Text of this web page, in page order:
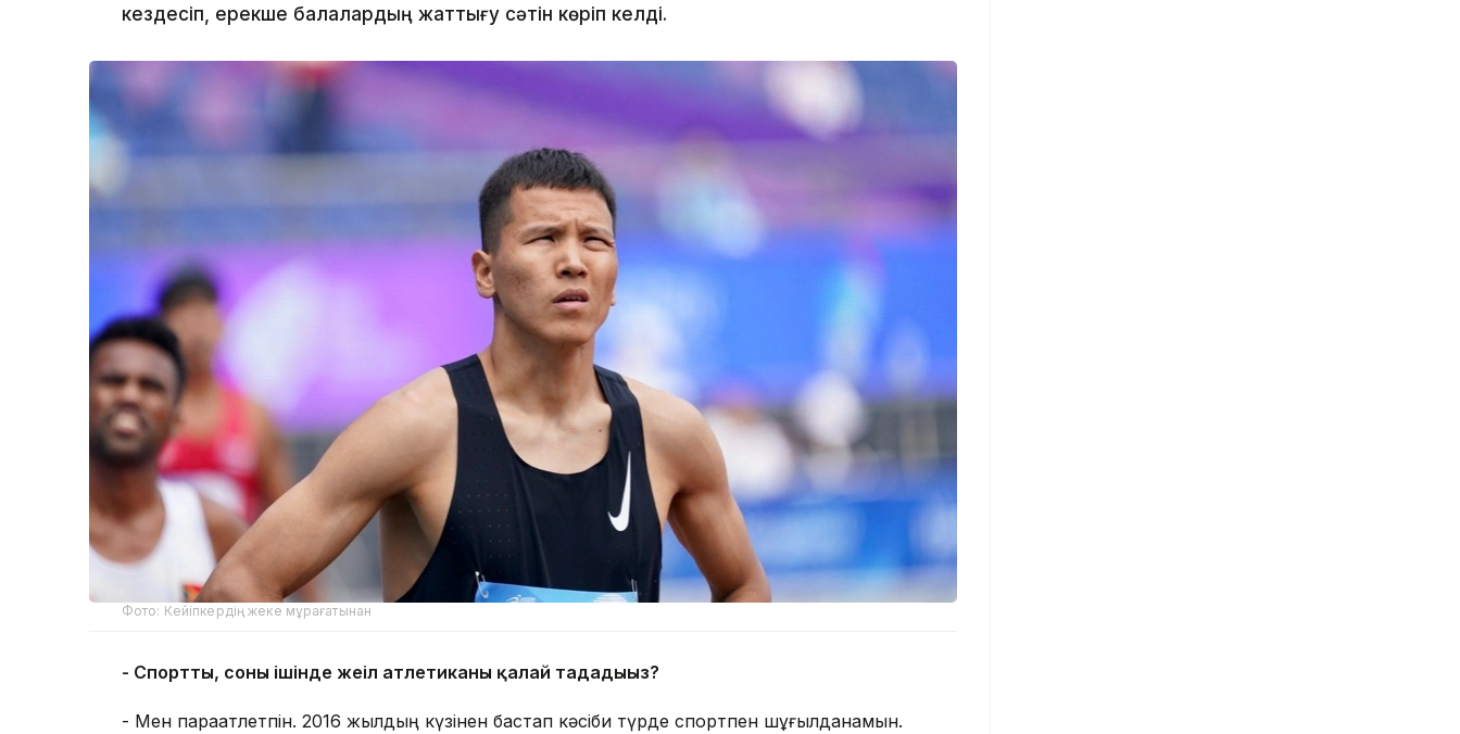
кездесіп, ерекше балалардың жаттығу сәтін көріп келді.
Фото: Кейіпкердің жеке мұрағатынан
- Спортты, соның ішінде жеңіл атлетиканы қалай таңдадыңыз?
- Мен параатлетпін. 2016 жылдың күзінен бастап кәсіби түрде спортпен шұғылданамын.